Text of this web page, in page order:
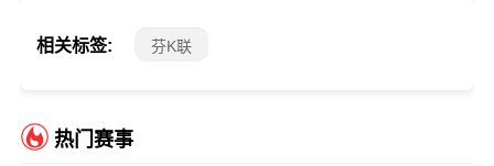
相关标签: 芬K联
热门赛事